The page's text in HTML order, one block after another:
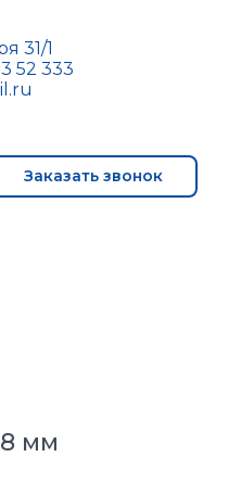
31/1
52 333
Заказать звонок
мм